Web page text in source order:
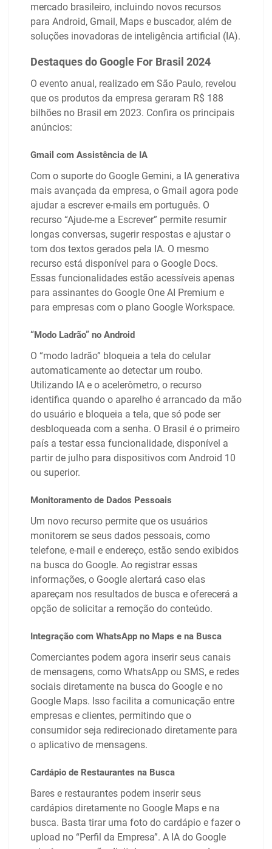
mercado brasileiro, incluindo novos recursos
para Android, Gmail, Maps e buscador, além de
soluções inovadoras de inteligência artificial (IA).
Destaques do Google For Brasil 2024
O evento anual, realizado em São Paulo, revelou
que os produtos da empresa geraram R$ 188
bilhões no Brasil em 2023. Confira os principais
anúncios:
Gmail com Assistência de IA
Com o suporte do Google Gemini, a IA generativa
mais avançada da empresa, o Gmail agora pode
ajudar a escrever e-mails em português. O
recurso “Ajude-me a Escrever” permite resumir
longas conversas, sugerir respostas e ajustar o
tom dos textos gerados pela IA. O mesmo
recurso está disponível para o Google Docs.
Essas funcionalidades estão acessíveis apenas
para assinantes do Google One AI Premium e
para empresas com o plano Google Workspace.
“Modo Ladrão” no Android
O “modo ladrão” bloqueia a tela do celular
automaticamente ao detectar um roubo.
Utilizando IA e o acelerômetro, o recurso
identifica quando o aparelho é arrancado da mão
do usuário e bloqueia a tela, que só pode ser
desbloqueada com a senha. O Brasil é o primeiro
país a testar essa funcionalidade, disponível a
partir de julho para dispositivos com Android 10
ou superior.
Monitoramento de Dados Pessoais
Um novo recurso permite que os usuários
monitorem se seus dados pessoais, como
telefone, e-mail e endereço, estão sendo exibidos
na busca do Google. Ao registrar essas
informações, o Google alertará caso elas
apareçam nos resultados de busca e oferecerá a
opção de solicitar a remoção do conteúdo.
Integração com WhatsApp no Maps e na Busca
Comerciantes podem agora inserir seus canais
de mensagens, como WhatsApp ou SMS, e redes
sociais diretamente na busca do Google e no
Google Maps. Isso facilita a comunicação entre
empresas e clientes, permitindo que o
consumidor seja redirecionado diretamente para
o aplicativo de mensagens.
Cardápio de Restaurantes na Busca
Bares e restaurantes podem inserir seus
cardápios diretamente no Google Maps e na
busca. Basta tirar uma foto do cardápio e fazer o
upload no “Perfil da Empresa”. A IA do Google